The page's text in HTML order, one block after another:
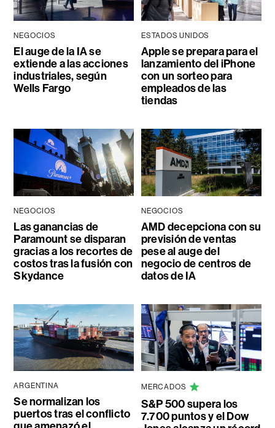
NEGOCIOS
El auge de la IA se
extiende a las acciones
industriales, según
Wells Fargo
ESTADOS UNIDOS
Apple se prepara para el
lanzamiento del iPhone
con un sorteo para
empleados de las
tiendas
NEGOCIOS
Las ganancias de
Paramount se disparan
gracias a los recortes de
costos tras la fusión con
Skydance
NEGOCIOS
AMD decepciona con su
previsión de ventas
pese al auge del
negocio de centros de
datos de IA
ARGENTINA
Se normalizan los
puertos tras el conflicto
MERCADOS
S&P 500 supera los
7.700 puntos y el Dow